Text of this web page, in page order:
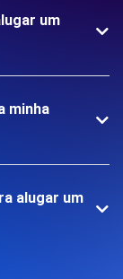
um
minha
alugar um